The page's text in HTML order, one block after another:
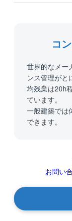
コ
世界的なメー
ンス管理がと
均残業は20h
ています。
一般建築では
できます。
お問い